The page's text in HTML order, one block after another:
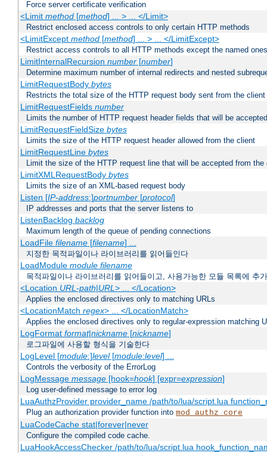
Force server certificate verification
<Limit method[method] ... > ... </Limit>
Restrict enclosed access controls to only certain HTTP methods
<LimitExcept method[method] ... > ... </LimitExcept>
Restrict access controls to all HTTP methods except the named ones
LimitInternalRecursion number[number]
Determine maximum number of internal redirects and nested
LimitRequestBody bytes
Restricts the total size of the HTTP request body sent from the client
LimitRequestFields number
Limits the number of HTTP request header fields that will be
LimitRequestFieldSize bytes
Limits the size of the HTTP request header allowed from the client
LimitRequestLine bytes
Limit the size of the HTTP request line that will be accepted from the
LimitXMLRequestBody bytes
Limits the size of an XML-based request body
Listen [IP-address:]portnumber[protocol]
IP addresses and ports that the server listens to
ListenBacklog backlog
Maximum length of the queue of pending connections
LoadFile filename[filename] ...
지정한 목적파일이나 라이브러리를 읽어들인다
LoadModule module filename
목적파일이나 라이브러리를 읽어들이고, 사용가능한 모듈 목록에 추
<Location URL-path|URL> ... </Location>
Applies the enclosed directives only to matching URLs
<LocationMatch regex> ... </LocationMatch>
Applies the enclosed directives only to regular-expression matching
LogFormat format|nickname[nickname]
로그파일에 사용할 형식을 기술한다
LogLevel [module:]level[module:level] ...
Controls the verbosity of the ErrorLog
LogMessage message[hook=hook] [expr=expression]
Log user-defined message to error log
LuaAuthzProvider provider_name /path/to/lua/script.lua
Plug an authorization provider function into mod_authz_core
LuaCodeCache stat|forever|never
Configure the compiled code cache.
LuaHookAccessChecker /path/to/lua/script.lua